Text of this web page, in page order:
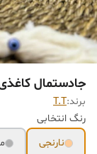
جادستمال کاغذی
برند:T.T
رنگ انتخابی
نارنجی